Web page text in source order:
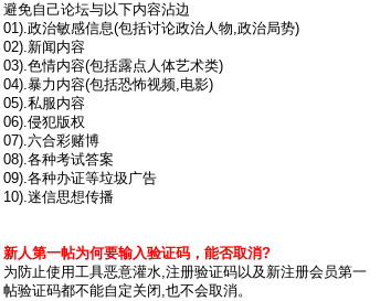
避免自己论坛与以下内容沾边
01).政治敏感信息(包括讨论政治人物,政治局势)
02).新闻内容
03).色情内容(包括露点人体艺术类)
04).暴力内容(包括恐怖视频,电影)
05).私服内容
06).侵犯版权
07).六合彩赌博
08).各种考试答案
09).各种办证等垃圾广告
10).迷信思想传播
新人第一帖为何要输入验证码，能否取消?
为防止使用工具恶意灌水,注册验证码以及新注册会员第一
帖验证码都不能自定关闭,也不会取消。